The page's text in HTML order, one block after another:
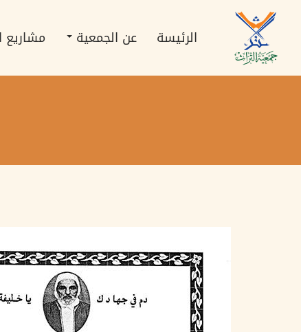
الرئيسي navigation
الرئيسة عن الجمعية مشاريع